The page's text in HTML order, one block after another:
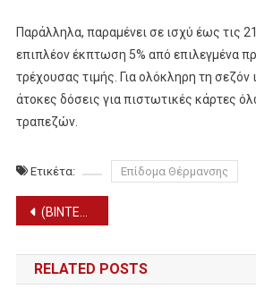
Παράλληλα, παραμένει σε ισχύ έως τις
επιπλέον έκπτωση 5% από επιλεγμένα
τρέχουσας τιμής. Για ολόκληρη τη σεζόν
άτοκες δόσεις για πιστωτικές κάρτες
τραπεζών.
Ετικέτα: Επίδομα Θέρμανσης
Πλοήγηση
άρθρων
(ΒΙΝΤΕΟ) Παπαγάλος 80 ετών στην Κρήτη τρώει τζατζίκι και κερνάει ρακή τους τουρίστες
RELATED POSTS